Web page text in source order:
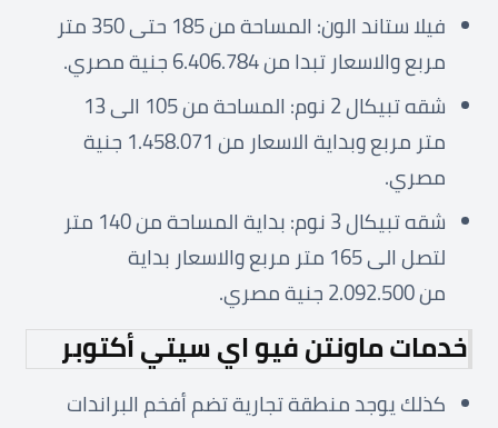
فيلا ستاند الون: المساحة من 185 حتى 350 متر
مربع والاسعار تبدا من 6.406.784 جنية مصري.
شقه تبيكال 2 نوم: المساحة من 105 الى 13
متر مربع وبداية الاسعار من 1.458.071 جنية
مصري.
شقه تبيكال 3 نوم: بداية المساحة من 140 متر
لتصل الى 165 متر مربع والاسعار بداية
من 2.092.500 جنية مصري.
خدمات ماونتن فيو اي سيتي أكتوبر
كذلك يوجد منطقة تجارية تضم أفخم البراندات